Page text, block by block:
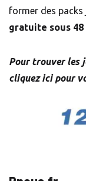
former des packs
gratuite sous 48
Pour trouver les
cliquez ici pour